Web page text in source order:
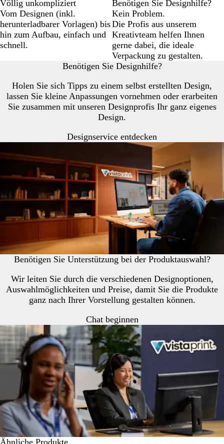
Völlig unkompliziert
Vom Designen (inkl.
herunterladbarer Vorlagen) bis
hin zum Aufbau, einfach und
schnell.
Benötigen Sie Designhilfe?
Kein Problem.
Die Profis aus unserem
Kreativteam helfen Ihnen
gerne dabei, die ideale
Verpackung zu gestalten.
Benötigen Sie Designhilfe?
Holen Sie sich Tipps zu einem selbst erstellten Design,
lassen Sie kleine Anpassungen vornehmen oder erarbeiten
Sie zusammen mit unseren Designprofis Ihr ganz eigenes
Design.
Designservice entdecken
Benötigen Sie Unterstützung bei der Produktauswahl?
Wir leiten Sie durch die verschiedenen Designoptionen,
Auswahlmöglichkeiten und Preise, damit Sie die Produkte
ganz nach Ihrer Vorstellung gestalten können.
Chat beginnen
Ähnliche Produkte